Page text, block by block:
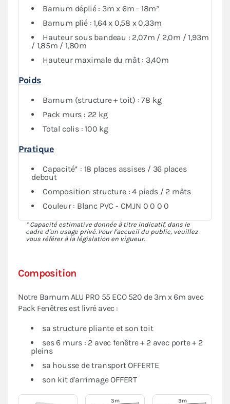
Complété par un ensemble de 6 bâches latérales
assorties (2 murs avec fenêtre, 2 murs pleins et 2
murs avec porte),également en PVC 520g/m² , cet abri
pliant vous assure une protection maximale contre les
conditions météorologiques. Vous avez aussi la
nécessaire.
Composition
Notre Barnum ALU PRO 55 ECO 520 de 3m x 6m avec
Pack Fenêtres est livré avec :
sa structure pliante et son toit
ses 6 murs : 2 avec fenêtre + 2 avec porte + 2
pleins
sa housse de transport OFFERTE
son kit d'arrimage OFFERT
Barnum déplié : 3m x 6m - 18m²
Barnum plié : 1,64 x 0,58 x 0,33m
Hauteur sous bandeau : 2,07m / 2,0m / 1,93m
/ 1,85m / 1,80m
Hauteur maximale du mât : 3,40m
Poids
Barnum (structure + toit) : 78 kg
Pack murs : 22 kg
Total colis : 100 kg
Pratique
Capacité* : 18 places assises / 36 places
debout
Composition structure : 4 pieds / 2 mâts
Couleur : Blanc PVC - CMJN 0 0 0 0
* Capacité estimative donnée à titre indicatif, dans le
cadre d'un usage privé. Pour l'accueil du public, veuillez
vous référer à la législation en vigueur.